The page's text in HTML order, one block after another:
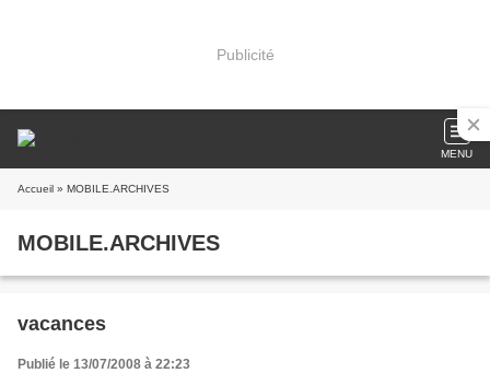
Publicité
MENU
Accueil » MOBILE.ARCHIVES
MOBILE.ARCHIVES
vacances
Publié le 13/07/2008 à 22:23